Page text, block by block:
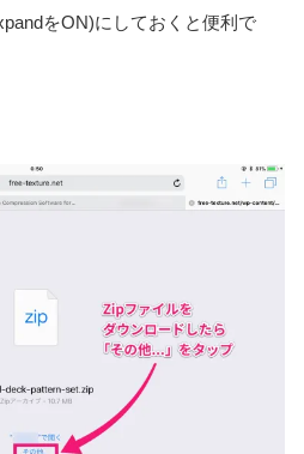
をON)にしておくと便利で